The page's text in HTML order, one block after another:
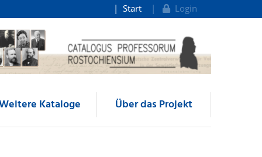
Start Login
Kataloge Über das Projekt